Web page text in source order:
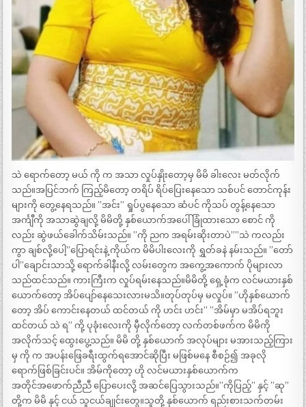
သဲ ရောက်တော့ မယ် ကို က အသာ လှုပ်နှိုးတော့မှ မိမိ ခါးလေး မတ်လိုက်
သည်။အပြင်ဘက် ကြည့်မိတော့ တရိပ် ရိပ်ပြေးနေသော သစ်ပင် တောင်ကုန်း
များကို တွေ့နေရသည်။ ”အင်း” ရှုပ်ပွနေသော ဆံပင် ကိုသပ် တွန့်နေသော
အင်္ကျီကို အသာဆွဲချလို့ မိမိတို့ နှစ်ယောက်အပေါ် ခြုံထားသော စောင် ကို
လည်း ဆွဲဖယ်ခေါက်သိမ်းသည်။ ”ကို ညက အရမ်းဆိုးတာပဲ””သဲ ကလည်း
ကွာ ချစ်လို့ပေါ့”ပြောရင်းနဲ့ ကိုယ်က မိမိပါးလေးကို ရွှတ်ခနဲ နမ်းသည်။ ”တော်
ပါ”ချောင်းသာသို့ ရောက်ခါနီးလို့ လမ်းတွေက အကွေ့အကောက် ပိုများလာ
သည်ထင်သည်။ ကားကြီးက လှုပ်ရမ်းနေသည်။မိမိတို့ ရှေ့ခုံက လင်မယားနှစ်
ယောက်တော့ အိပ်ပျော်နေသေးလားမသိ။တုပ်တုပ်မှ မလှုပ်။ ”ဟိုနှစ်ယောက်
တော့ အိပ် ကောင်းနေတယ် ထင်တယ် ကို ဟင်း ဟင်း” ”အိမ်မှာ မအိပ်ရဘူး
ထင်တယ် သဲ ရ” ကို့ ပုခုံးလေးကို မှီလိုက်တော့ လက်တစ်ဖက်က မိမိကို
အလိုက်သင့် ထွေးပွေ့သည်။ မိမိ တို့ နှစ်ယောက် အလုပ်များ မအားသည့်ကြား
မှ ကို က အပန်းဖြေခရီးထွက်ရအောင်ဆိုပြီး မဖြစ်မနေ စီစဉ်၍ အခုလို
ရောက်ဖြစ်ခြင်းပင်။ အိမ်ကိုတော့ ဟို လင်မယားနှစ်ယောက်က
အတိုင်အဖောက်ညီညီ ပြောပေးလို့ အဆင်ပြေသွားသည်။”ကိုပြည့်” နှင့် ”ဆု”
တို့က မိမိ နှင့် ငယ် သူငယ်ချုင်းတွေ။သူတို့ နှစ်ယောက် ရည်းစားသက်တမ်း